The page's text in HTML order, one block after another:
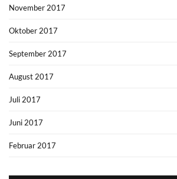
November 2017
Oktober 2017
September 2017
August 2017
Juli 2017
Juni 2017
Februar 2017